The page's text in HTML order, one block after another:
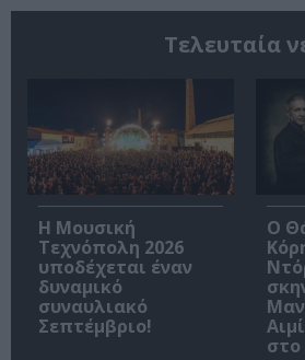
Τελευταία
Η Μουσική
Τεχνόπολη 2026
υποδέχεται έναν
δυναμικό
συναυλιακό
Σεπτέμβριο!
Ο